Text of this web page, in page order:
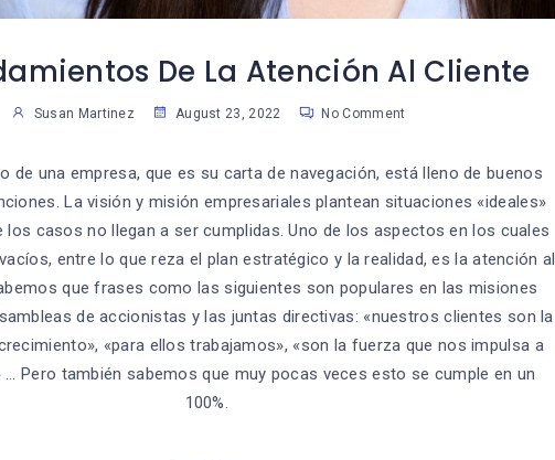
De La Atención Al Cliente
Susan Martinez August 23, 2022 No Comment
de una empresa, que es su carta de navegación, está lleno de buenos
La visión y misión empresariales plantean situaciones «ideales»
los casos no llegan a ser cumplidas. Uno de los aspectos en los cuales
entre lo que reza el plan estratégico y la realidad, es la atención al
que frases como las siguientes son populares en las misiones
de accionistas y las juntas directivas: «nuestros clientes son la
«para ellos trabajamos», «son la fuerza que nos impulsa a
… Pero también sabemos que muy pocas veces esto se cumple en un
100%.